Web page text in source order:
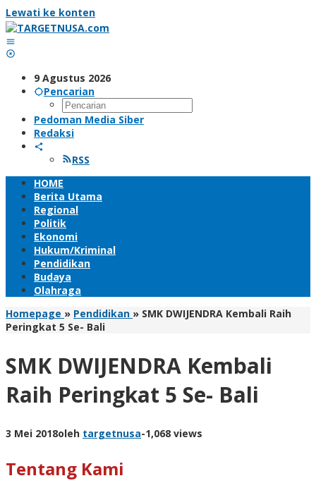
Lewati ke konten
9 Agustus 2026
Pencarian
Pedoman Media Siber
Redaksi
RSS
HOME
Berita Utama
Regional
Politik
Ekonomi
Hukum/Kriminal
Pendidikan
Budaya
Olahraga
Homepage » Pendidikan » SMK DWIJENDRA Kembali Raih
Peringkat 5 Se- Bali
SMK DWIJENDRA Kembali
Raih Peringkat 5 Se- Bali
3 Mei 2018oleh targetnusa-1,068 views
Tentang Kami